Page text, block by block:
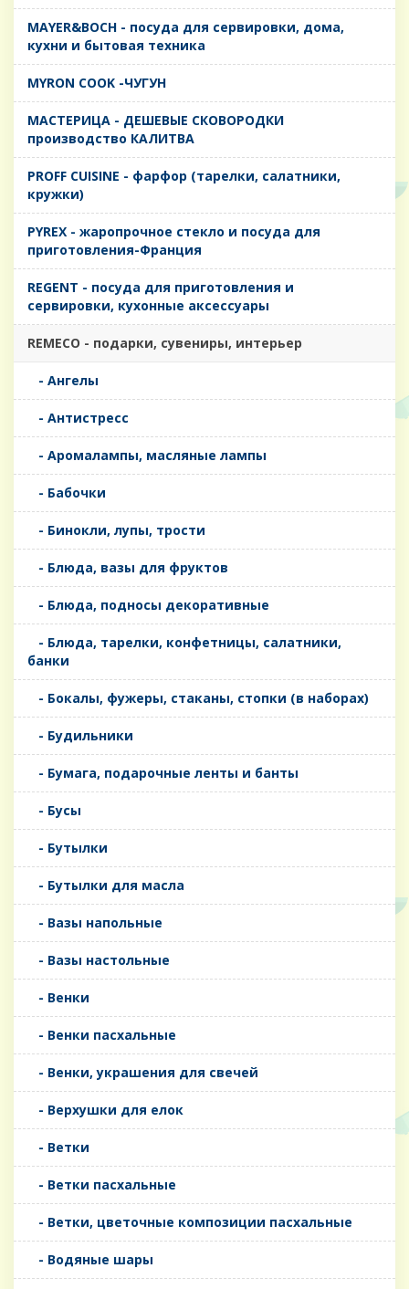
MAYER&BOCH - посуда для сервировки, дома,
кухни и бытовая техника
MYRON COOK -ЧУГУН
MАСТЕРИЦА - ДЕШЕВЫЕ СКОВОРОДКИ
производство КАЛИТВА
PROFF CUISINE - фарфор (тарелки, салатники,
кружки)
PYREX - жаропрочное стекло и посуда для
приготовления-Франция
REGENT - посуда для приготовления и
сервировки, кухонные аксессуары
REMECO - подарки, сувениры, интерьер
- Ангелы
- Антистресс
- Аромалампы, масляные лампы
- Бабочки
- Бинокли, лупы, трости
- Блюда, вазы для фруктов
- Блюда, подносы декоративные
- Блюда, тарелки, конфетницы, салатники,
банки
- Бокалы, фужеры, стаканы, стопки (в наборах)
- Будильники
- Бумага, подарочные ленты и банты
- Бусы
- Бутылки
- Бутылки для масла
- Вазы напольные
- Вазы настольные
- Венки
- Венки пасхальные
- Венки, украшения для свечей
- Верхушки для елок
- Ветки
- Ветки пасхальные
- Ветки, цветочные композиции пасхальные
- Водяные шары